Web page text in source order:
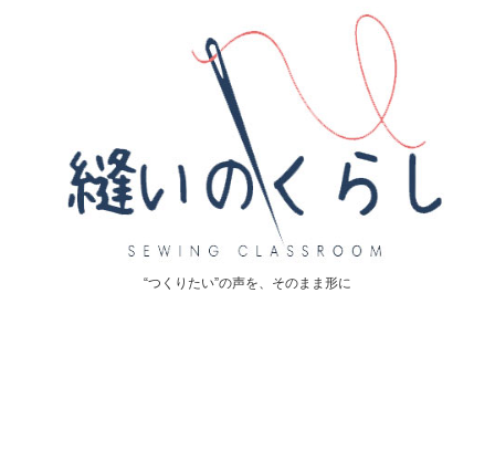
“つくりたい”の声を、そのまま形に